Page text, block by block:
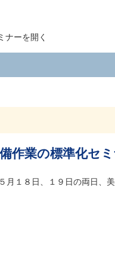
ナーを開く
作業の標準化セミ
１８日、１９日の両日、